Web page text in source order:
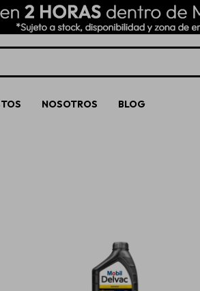
NOSOTROS BLOG